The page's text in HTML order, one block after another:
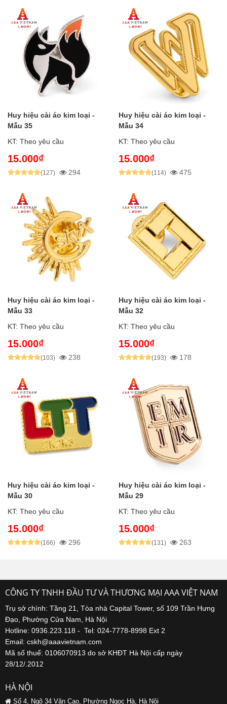
Huy hiệu cài áo kim loại -
Mẫu 35
KT: Theo yêu cầu
15.000₫
(127) 294
Huy hiệu cài áo kim loại -
Mẫu 34
KT: Theo yêu cầu
15.000₫
(114) 475
Huy hiệu cài áo kim loại -
Mẫu 33
KT: Theo yêu cầu
15.000₫
(103) 238
Huy hiệu cài áo kim loại -
Mẫu 32
KT: Theo yêu cầu
15.000₫
(193) 178
Huy hiệu cài áo kim loại -
Mẫu 30
KT: Theo yêu cầu
15.000₫
(166) 296
Huy hiệu cài áo kim loại -
Mẫu 29
KT: Theo yêu cầu
15.000₫
(131) 263
CÔNG TY TNHH ĐẦU TƯ VÀ THƯƠNG MẠI AAA VIỆT NAM
Trụ sở chính: Tầng 21, Tòa nhà Capital Tower, số 109 Trần Hưng
Đạo, Phường Cửa Nam, Hà Nội
Hotline: 0936.223.118 - Tel: 024-7778-8998 Ext 2
Email: cskh@aaavietnam.com
Mã số thuế: 0106070913 do sở KHĐT Hà Nội cấp ngày
28/12/.2012
HÀ NỘI
Số 4, Ngõ 34 Văn Cao, Phường Ngọc Hà, Hà Nội